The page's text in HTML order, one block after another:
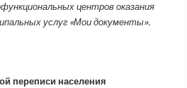
центров оказания
услуг «Мои документы».
переписи населения